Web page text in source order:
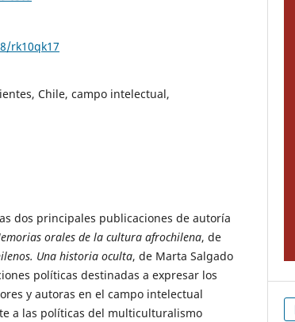
rk10qk17
Chile, campo intelectual,
dos principales publicaciones de autoría
orales de la cultura afrochilena, de
Una historia oculta, de Marta Salgado
políticas destinadas a expresar los
y autoras en el campo intelectual
a las políticas del multiculturalismo